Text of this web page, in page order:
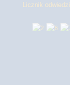
Licznik